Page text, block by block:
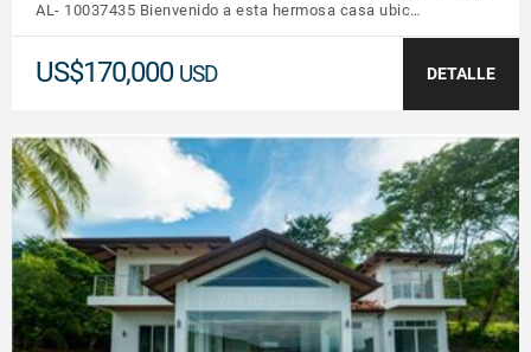
AL- 10037435 Bienvenido a esta hermosa casa ubic…
US$170,000 USD DETALLE